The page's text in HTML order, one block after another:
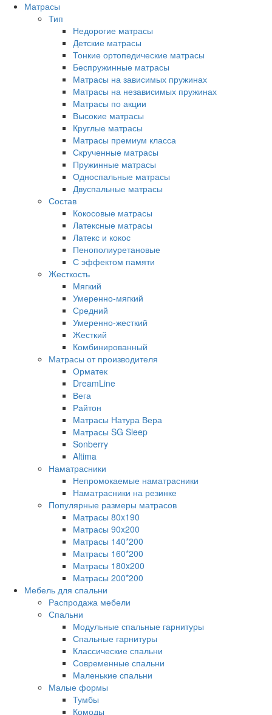
Матрасы
Тип
Недорогие матрасы
Детские матрасы
Тонкие ортопедические матрасы
Беспружинные матрасы
Матрасы на зависимых пружинах
Матрасы на независимых пружинах
Матрасы по акции
Высокие матрасы
Круглые матрасы
Матрасы премиум класса
Скрученные матрасы
Пружинные матрасы
Односпальные матрасы
Двуспальные матрасы
Состав
Кокосовые матрасы
Латексные матрасы
Латекс и кокос
Пенополиуретановые
С эффектом памяти
Жесткость
Мягкий
Умеренно-мягкий
Средний
Умеренно-жесткий
Жесткий
Комбинированный
Матрасы от производителя
Орматек
DreamLine
Вега
Райтон
Матрасы Натура Вера
Матрасы SG Sleep
Sonberry
Altima
Наматрасники
Непромокаемые наматрасники
Наматрасники на резинке
Популярные размеры матрасов
Матрасы 80x190
Матрасы 90x200
Матрасы 140*200
Матрасы 160*200
Матрасы 180x200
Матрасы 200*200
Мебель для спальни
Распродажа мебели
Спальни
Модульные спальные гарнитуры
Спальные гарнитуры
Классические спальни
Современные спальни
Маленькие спальни
Малые формы
Тумбы
Комоды